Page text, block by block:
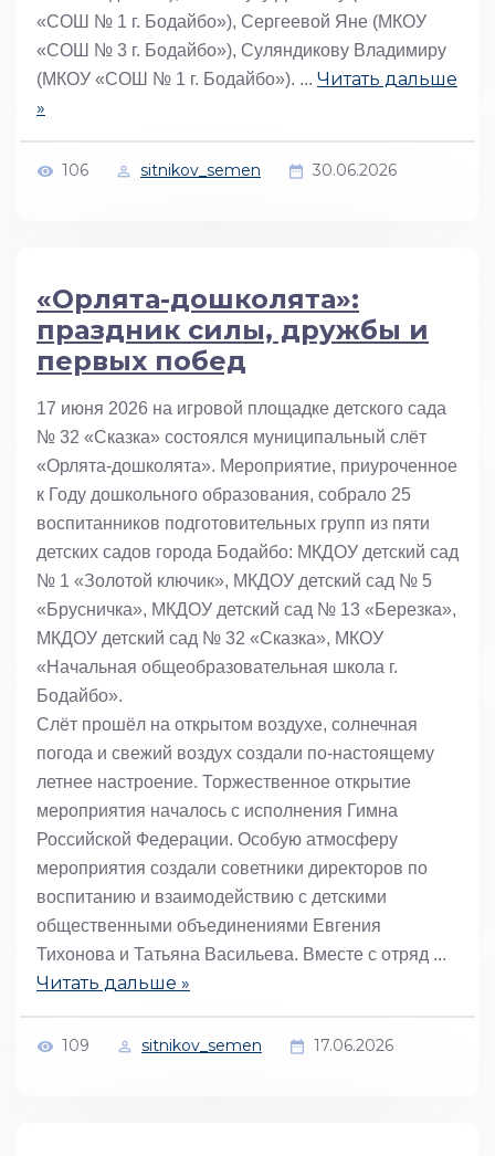
«СОШ № 1 г. Бодайбо»), Сергеевой Яне (МКОУ
«СОШ № 3 г. Бодайбо»), Суляндикову Владимиру
(МКОУ «СОШ № 1 г. Бодайбо»). ... Читать дальше
»
106 sitnikov_semen 30.06.2026
«Орлята-дошколята»:
праздник силы, дружбы и
первых побед
17 июня 2026 на игровой площадке детского сада
№ 32 «Сказка» состоялся муниципальный слёт
«Орлята-дошколята». Мероприятие, приуроченное
к Году дошкольного образования, собрало 25
воспитанников подготовительных групп из пяти
детских садов города Бодайбо: МКДОУ детский сад
№ 1 «Золотой ключик», МКДОУ детский сад № 5
«Брусничка», МКДОУ детский сад № 13 «Березка»,
МКДОУ детский сад № 32 «Сказка», МКОУ
«Начальная общеобразовательная школа г.
Бодайбо».
Слёт прошёл на открытом воздухе, солнечная
погода и свежий воздух создали по-настоящему
летнее настроение. Торжественное открытие
мероприятия началось с исполнения Гимна
Российской Федерации. Особую атмосферу
мероприятия создали советники директоров по
воспитанию и взаимодействию с детскими
общественными объединениями Евгения
Тихонова и Татьяна Васильева. Вместе с отряд ...
Читать дальше »
109 sitnikov_semen 17.06.2026